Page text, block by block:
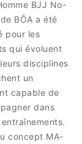
BJJ No-
BŌA a été
pour les
qui évoluent
disciplines
un
capable de
dans
concept MA-